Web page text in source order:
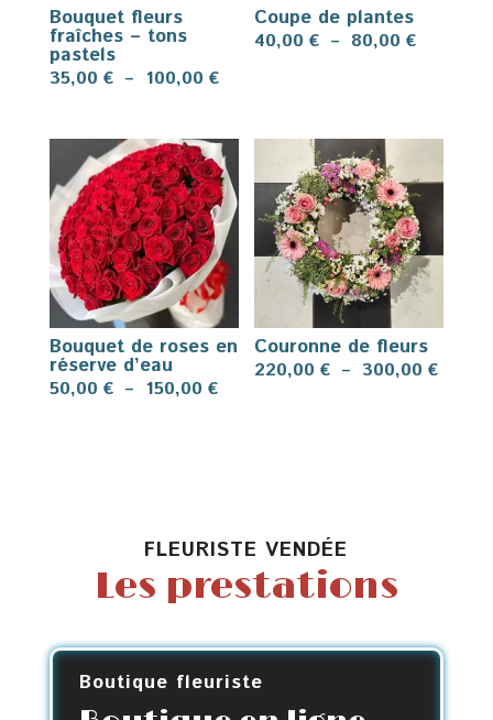
Bouquet fleurs
fraîches – tons
pastels
35,00 € – 100,00 €Plage
prix :
35,00 €
à
100,00 €
Coupe de plantes
40,00€ – 80,00€Plage
80,00 €
Bouquet de roses en
réserve d’eau
50,00 € – 150,00 €Plage
Couronne de fleurs
220,00€ – 300,00€Plage
FLEURISTE VENDÉE
Les prestations
Boutique fleuriste